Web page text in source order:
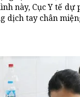
này, Cục Y tế dự
dịch tay chân